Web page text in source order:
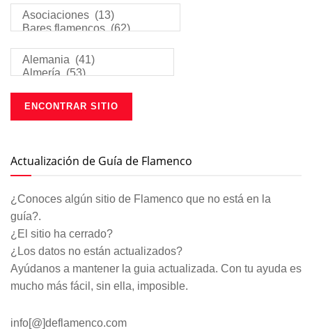
Actualización de Guía de Flamenco
¿Conoces algún sitio de Flamenco que no está en la
guía?.
¿El sitio ha cerrado?
¿Los datos no están actualizados?
Ayúdanos a mantener la guia actualizada. Con tu ayuda es
mucho más fácil, sin ella, imposible.
info[@]deflamenco.com